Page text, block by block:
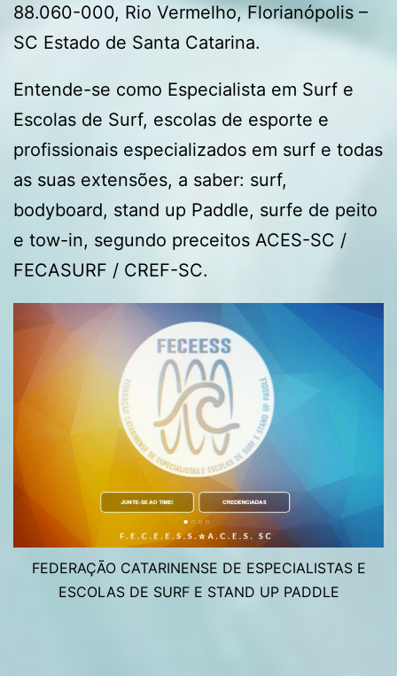
88.060-000, Rio Vermelho, Florianópolis –
SC Estado de Santa Catarina.
Entende-se como Especialista em Surf e
Escolas de Surf, escolas de esporte e
profissionais especializados em surf e todas
as suas extensões, a saber: surf,
bodyboard, stand up Paddle, surfe de peito
e tow-in, segundo preceitos ACES-SC /
FECASURF / CREF-SC.
FEDERAÇÃO CATARINENSE DE ESPECIALISTAS E
ESCOLAS DE SURF E STAND UP PADDLE